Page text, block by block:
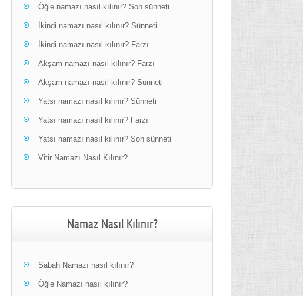
Öğle namazı nasıl kılınır? Son sünneti
İkindi namazı nasıl kılınır? Sünneti
İkindi namazı nasıl kılınır? Farzı
Akşam namazı nasıl kılınır? Farzı
Akşam namazı nasıl kılınır? Sünneti
Yatsı namazı nasıl kılınır? Sünneti
Yatsı namazı nasıl kılınır? Farzı
Yatsı namazı nasıl kılınır? Son sünneti
Vitir Namazı Nasıl Kılınır?
Namaz Nasıl Kılınır?
Sabah Namazı nasıl kılınır?
Öğle Namazı nasıl kılınır?